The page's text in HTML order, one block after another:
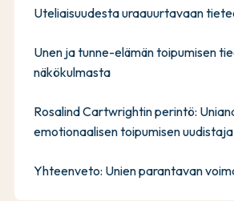
Uteliaisuudesta uraauurtavaan
Unen ja tunne-elämän toipumisen
näkökulmasta
Rosalind Cartwrightin perintö:
emotionaalisen toipumisen uudistaja
Yhteenveto: Unien parantavan